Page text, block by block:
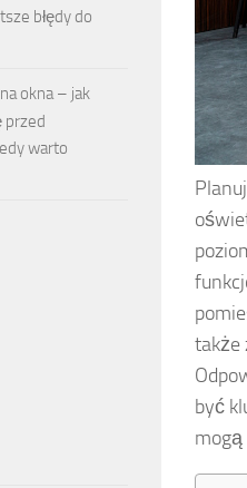
także
być
błędy do
okna – jak
przed
warto